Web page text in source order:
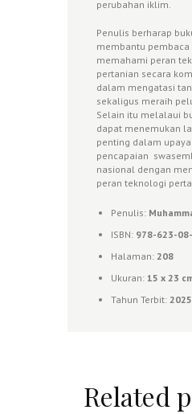
perubahan iklim.
Penulis berharap
membantu pembaca
memahami peran
pertanian secara
dalam mengatasi
sekaligus meraih
Selain itu melalaui
dapat menemukan
penting dalam
pencapaian
nasional dengan
peran teknologi
Penulis:
ISBN: 978-623-
Halaman: 208
Ukuran: 15 x 23
Tahun Terbit: 2025
Related